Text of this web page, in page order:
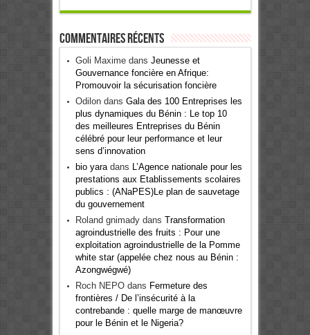
Commentaires récents
Goli Maximedans Jeunesse et
Gouvernance foncière en Afrique:
Promouvoir la sécurisation foncière
Odilondans Gala des 100 Entreprises les
plus dynamiques du Bénin : Le top 10
des meilleures Entreprises du Bénin
célébré pour leur performance et leur
sens d’innovation
bio yaradans L’Agence nationale pour les
prestations aux Etablissements scolaires
publics : (ANaPES)Le plan de sauvetage
du gouvernement
Roland gnimadydans Transformation
agroindustrielle des fruits : Pour une
exploitation agroindustrielle de la Pomme
white star (appelée chez nous au Bénin :
Azongwégwé)
Roch NEPOdans Fermeture des
frontières / De l’insécurité à la
contrebande : quelle marge de manœuvre
pour le Bénin et le Nigeria?